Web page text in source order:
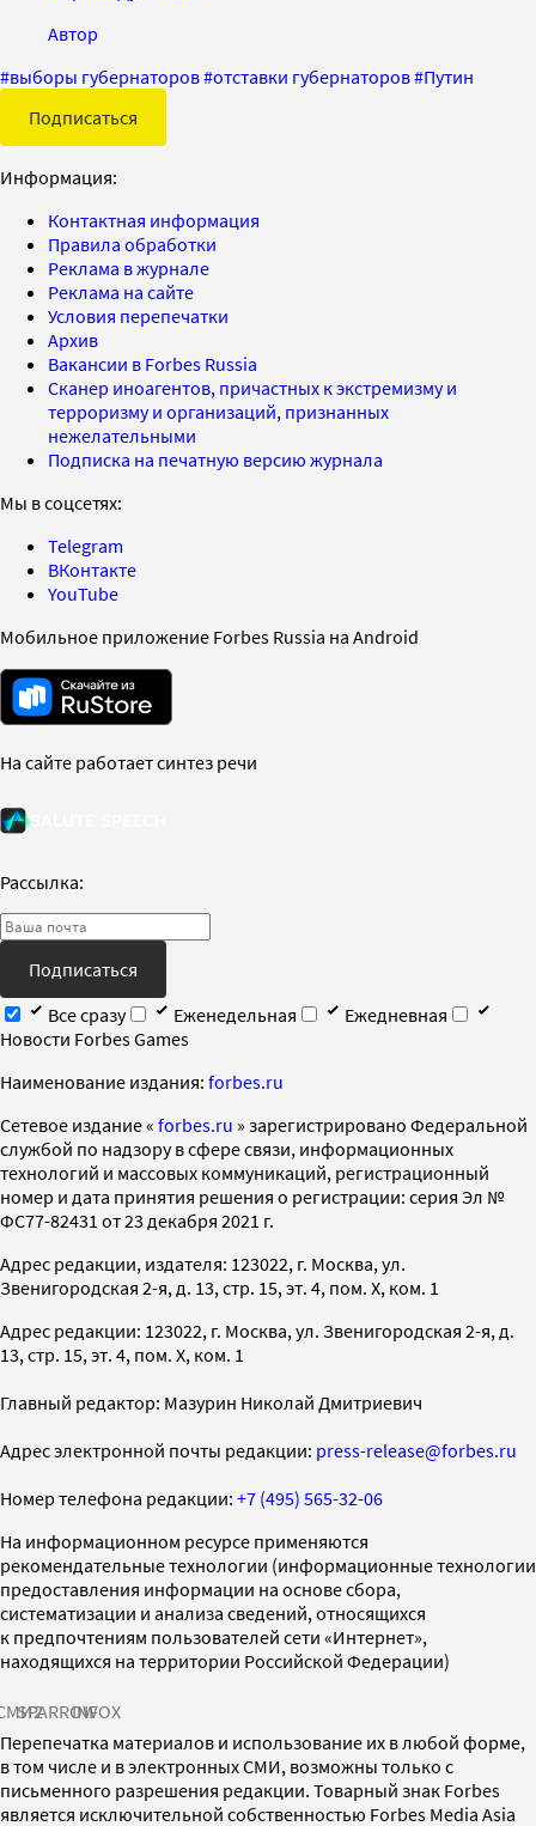
Автор
#выборы губернаторов#отставки губернаторов#Путин
Подписаться
Информация:
Контактная информация
Правила обработки
Реклама в журнале
Реклама на сайте
Условия перепечатки
Архив
Вакансии в Forbes Russia
Сканер иноагентов, причастных к экстремизму и
терроризму и организаций, признанных
нежелательными
Подписка на печатную версию журнала
Мы в соцсетях:
Telegram
ВКонтакте
YouTube
Мобильное приложение Forbes Russia на Android
На сайте работает синтез речи
Рассылка:
Подписаться
Все сразу
Еженедельная
Ежедневная
Новости Forbes Games
Наименование издания: forbes.ru
Cетевое издание « forbes.ru » зарегистрировано Федеральной
службой по надзору в сфере связи, информационных
технологий и массовых коммуникаций, регистрационный
номер и дата принятия решения о регистрации: серия Эл №
ФС77-82431 от 23 декабря 2021 г.
Адрес редакции, издателя: 123022, г. Москва, ул.
Звенигородская 2-я, д. 13, стр. 15, эт. 4, пом. X, ком. 1
Адрес редакции: 123022, г. Москва, ул. Звенигородская 2-я, д.
13, стр. 15, эт. 4, пом. X, ком. 1
Главный редактор: Мазурин Николай Дмитриевич
Адрес электронной почты редакции: press-release@forbes.ru
Номер телефона редакции: +7 (495) 565-32-06
На информационном ресурсе применяются
рекомендательные технологии (информационные технологии
предоставления информации на основе сбора,
систематизации и анализа сведений, относящихся
к предпочтениям пользователей сети «Интернет»,
находящихся на территории Российской Федерации)
SPARROWINFOX
Перепечатка материалов и использование их в любой форме,
в том числе и в электронных СМИ, возможны только с
письменного разрешения редакции. Товарный знак Forbes
является исключительной собственностью Forbes Media Asia